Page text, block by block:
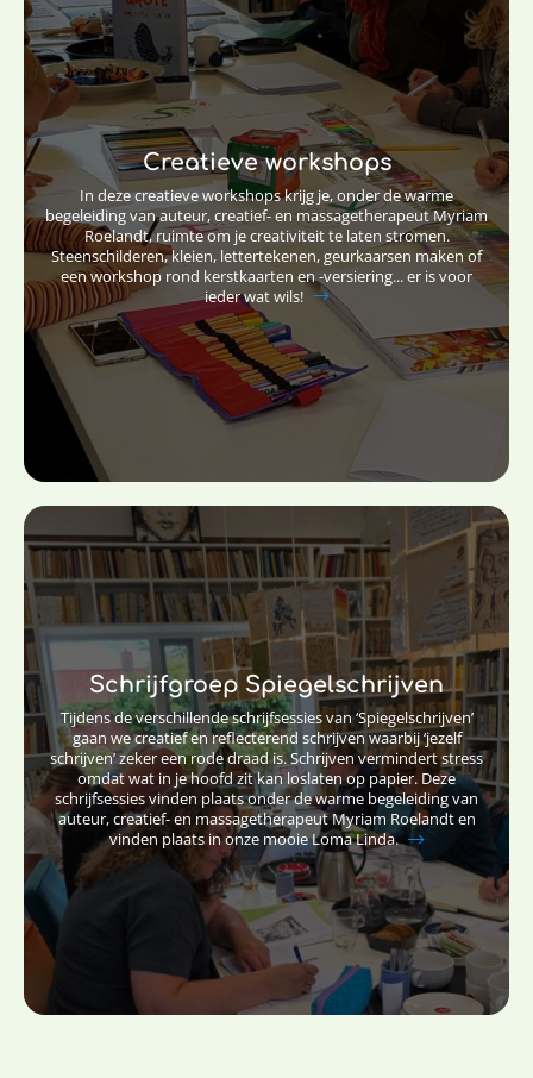
Creatieve workshops
In deze creatieve workshops krijg je, onder de warme
begeleiding van auteur, creatief- en massagetherapeut Myriam
Roelandt, ruimte om je creativiteit te laten stromen.
Steenschilderen, kleien, lettertekenen, geurkaarsen maken of
een workshop rond kerstkaarten en -versiering... er is voor
ieder wat wils!
Schrijfgroep Spiegelschrijven
Tijdens de verschillende schrijfsessies van ‘Spiegelschrijven’
gaan we creatief en reflecterend schrijven waarbij ‘jezelf
schrijven’ zeker een rode draad is. Schrijven vermindert stress
omdat wat in je hoofd zit kan loslaten op papier. Deze
schrijfsessies vinden plaats onder de warme begeleiding van
auteur, creatief- en massagetherapeut Myriam Roelandt en
vinden plaats in onze mooie Loma Linda.